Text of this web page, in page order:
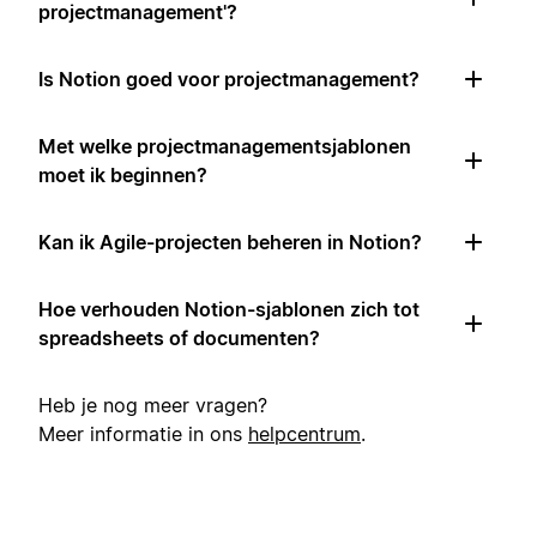
projectmanagement'?
Is Notion goed voor projectmanagement?
Met welke projectmanagementsjablonen
moet ik beginnen?
Kan ik Agile-projecten beheren in Notion?
Hoe verhouden Notion-sjablonen zich tot
spreadsheets of documenten?
Heb je nog meer vragen?
Meer informatie in ons helpcentrum.